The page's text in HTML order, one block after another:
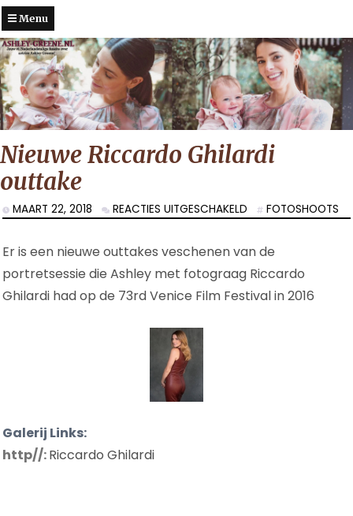
Menu
Nieuwe Riccardo Ghilardi
outtake
MAART 22, 2018 REACTIES UITGESCHAKELD VOOR
NIEUWE
GHILARDI
OUTTAKE
FOTOSHOOTS
Er is een nieuwe outtakes veschenen van de
portretsessie die Ashley met fotograag Riccardo
Ghilardi had op de 73rd Venice Film Festival in 2016
Galerij Links:
http//:Riccardo Ghilardi